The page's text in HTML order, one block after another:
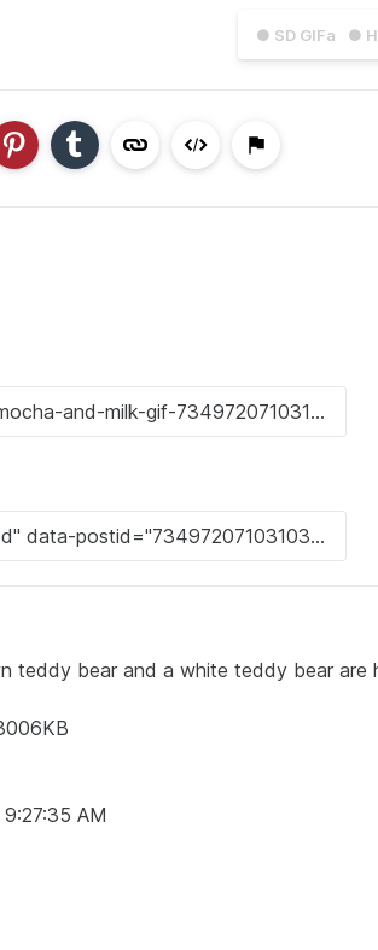
● SD GIFa ●
teddy bear and a white teddy bear are
AM